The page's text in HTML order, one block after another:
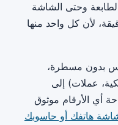
وحتى الشاشة
لأن كل واحد منها
8 طرق للقياس بدون مسطرة،
عملات) إلى
أي الأرقام موثوق
هاتفك أو حاسوبك